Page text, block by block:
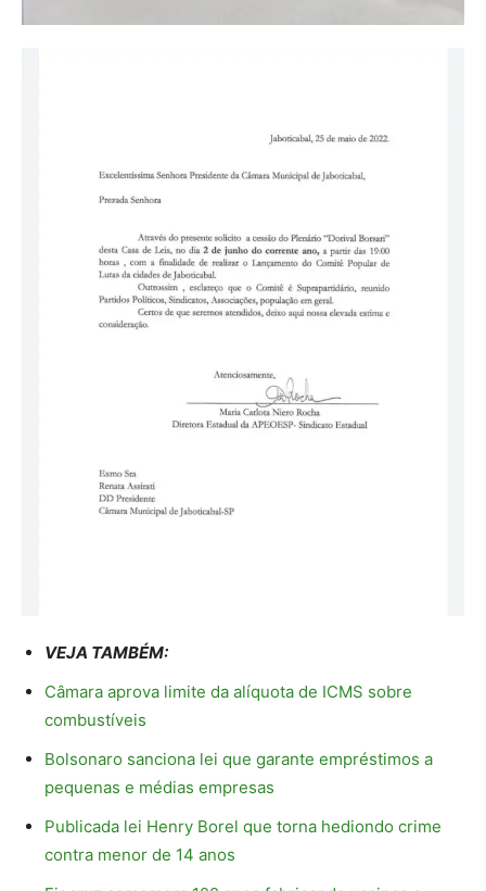
VEJA TAMBÉM:
Câmara aprova limite da alíquota de ICMS sobre
combustíveis
Bolsonaro sanciona lei que garante empréstimos a
pequenas e médias empresas
Publicada lei Henry Borel que torna hediondo crime
contra menor de 14 anos